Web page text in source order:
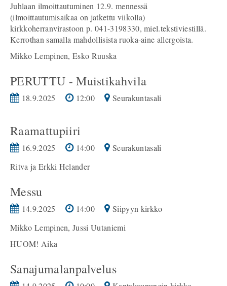
Juhlaan ilmoittautuminen 12.9. mennessä
(ilmoittautumisaikaa on jatkettu viikolla)
kirkkoherranvirastoon p. 041-3198330, miel.tekstiviestillä.
Kerrothan samalla mahdollisista ruoka-aine allergoista.
Mikko Lempinen, Esko Ruuska
PERUTTU - Muistikahvila
18.9.2025 12:00 Seurakuntasali
Raamattupiiri
16.9.2025 14:00
Seurakuntasali
Ritva ja Erkki Helander
Messu
14.9.2025 14:00
Siipyyn kirkko
Mikko Lempinen, Jussi Uutaniemi
HUOM! Aika
Sanajumalanpalvelus